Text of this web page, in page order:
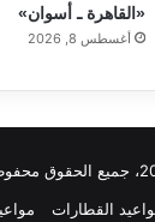
«القاهرة ـ أسوان»
أغسطس 8, 2026
القطارات